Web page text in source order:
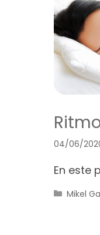
04/06/
En este
Mikel